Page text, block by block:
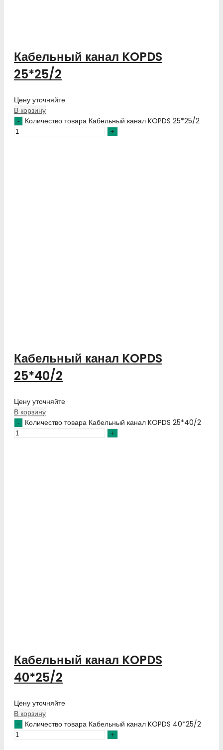
Кабельный канал KOPDS
25*25/2
Цену уточняйте
В корзину
Количество товара Кабельный канал KOPDS 25*25/2
Кабельный канал KOPDS
25*40/2
Цену уточняйте
В корзину
Количество товара Кабельный канал KOPDS 25*40/2
Кабельный канал KOPDS
40*25/2
Цену уточняйте
В корзину
Количество товара Кабельный канал KOPDS 40*25/2